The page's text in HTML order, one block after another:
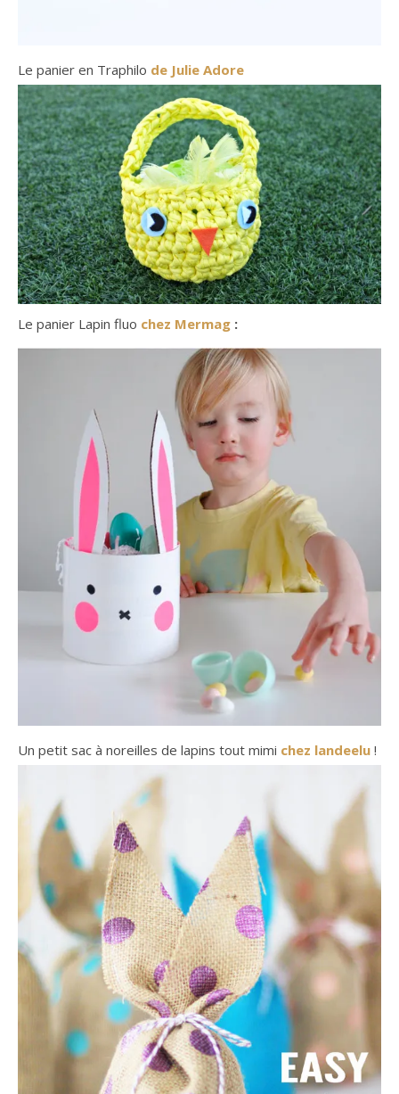
Le panier en Traphilo de Julie Adore
Le panier Lapin fluo chez Mermag :
Un petit sac à noreilles de lapins tout mimi chez landeelu !